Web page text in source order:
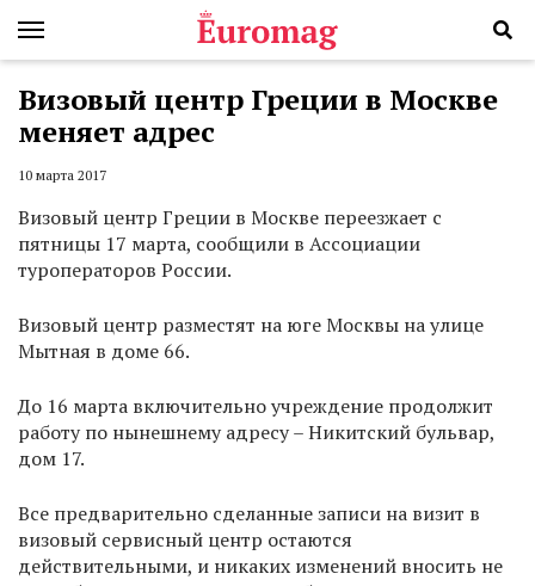
Визовый центр Греции в Москве
меняет адрес
10 марта 2017
Визовый центр Греции в Москве переезжает с
пятницы 17 марта, сообщили в Ассоциации
туроператоров России.
Визовый центр разместят на юге Москвы на улице
Мытная в доме 66.
До 16 марта включительно учреждение продолжит
работу по нынешнему адресу – Никитский бульвар,
дом 17.
Все предварительно сделанные записи на визит в
визовый сервисный центр остаются
действительными, и никаких изменений вносить не